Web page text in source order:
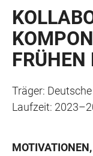
FRÜHEN
Träger:
Laufzeit: